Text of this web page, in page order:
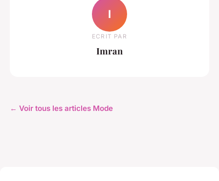
I
ECRIT PAR
Imran
← Voir tous les articles Mode